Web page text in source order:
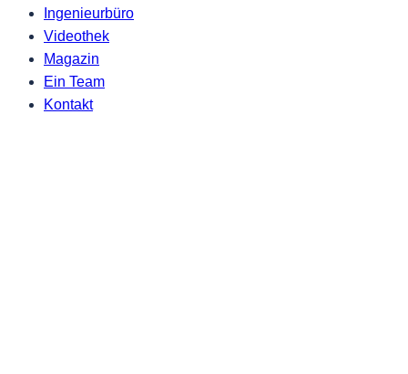
Ingenieurbüro
Videothek
Magazin
Ein Team
Kontakt